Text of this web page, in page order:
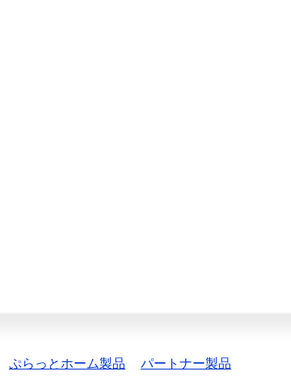
ぷらっとホーム製品 パートナー製品